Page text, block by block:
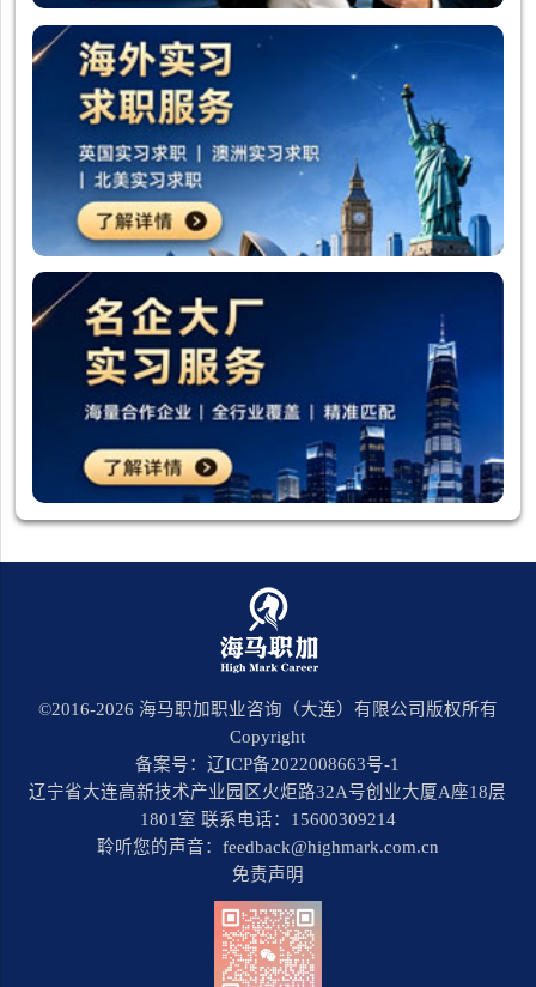
©2016-2026 海马职加职业咨询（大连）有限公司版权所有
Copyright
备案号：辽ICP备2022008663号-1
辽宁省大连高新技术产业园区火炬路32A号创业大厦A座18层
1801室 联系电话：15600309214
聆听您的声音：feedback@highmark.com.cn
免责声明